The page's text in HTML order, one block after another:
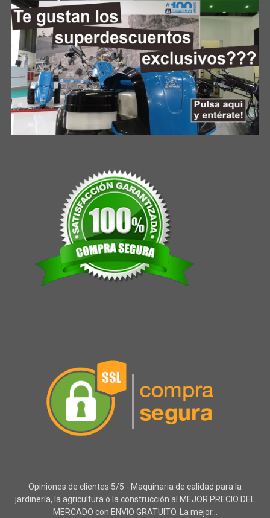
Opiniones de clientes 5/5 - Maquinaria de calidad para la
jardinería, la agricultura o la construcción al MEJOR PRECIO DEL
MERCADO con ENVIO GRATUITO. La mejor...